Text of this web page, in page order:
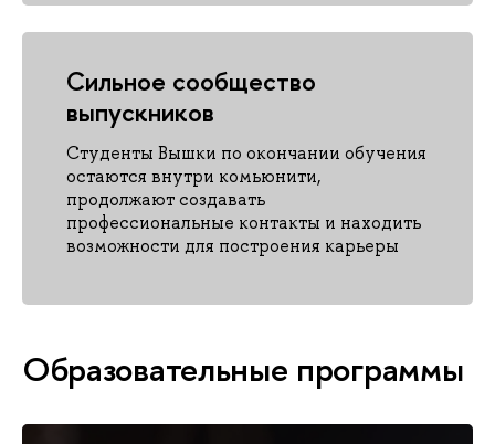
Сильное сообщество
выпускников
Студенты Вышки по окончании обучения
остаются внутри комьюнити,
продолжают создавать
профессиональные контакты и находить
возможности для построения карьеры
Образовательные программы